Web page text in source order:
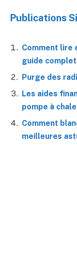
Publications
Comment lire
guide complet
Purge des
Les aides
pompe à
Comment
meilleures